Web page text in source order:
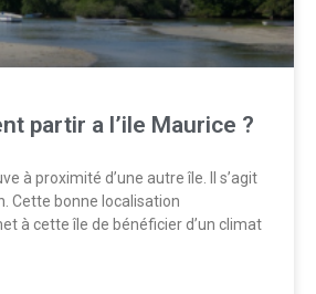
partir a l’ile Maurice ?
à proximité d’une autre île. Il s’agit
Cette bonne localisation
à cette île de bénéficier d’un climat